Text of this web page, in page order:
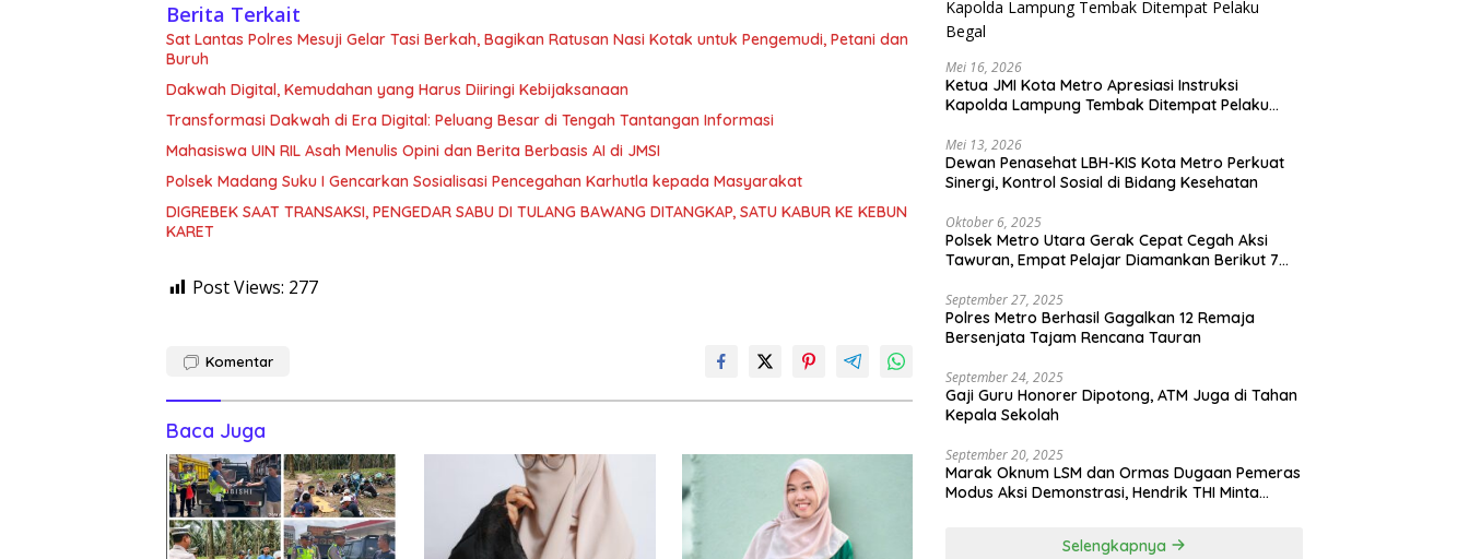
Berita Terkait
Sat Lantas Polres Mesuji Gelar Tasi Berkah, Bagikan Ratusan Nasi Kotak untuk Pengemudi, Petani dan
Buruh
Dakwah Digital, Kemudahan yang Harus Diiringi Kebijaksanaan
Transformasi Dakwah di Era Digital: Peluang Besar di Tengah Tantangan Informasi
Mahasiswa UIN RIL Asah Menulis Opini dan Berita Berbasis AI di JMSI
Polsek Madang Suku I Gencarkan Sosialisasi Pencegahan Karhutla kepada Masyarakat
DIGREBEK SAAT TRANSAKSI, PENGEDAR SABU DI TULANG BAWANG DITANGKAP, SATU KABUR KE KEBUN
KARET
Post Views: 277
Komentar
Baca Juga
Mei 16, 2026
Ketua JMI Kota Metro Apresiasi Instruksi
Kapolda Lampung Tembak Ditempat Pelaku
Mei 13, 2026
Dewan Penasehat LBH-KIS Kota Metro Perkuat
Sinergi, Kontrol Sosial di Bidang Kesehatan
Oktober 6, 2025
Polsek Metro Utara Gerak Cepat Cegah Aksi
Tawuran, Empat Pelajar Diamankan Berikut 7
September 27, 2025
Polres Metro Berhasil Gagalkan 12 Remaja
Bersenjata Tajam Rencana Tauran
September 24, 2025
Gaji Guru Honorer Dipotong, ATM Juga di Tahan
Kepala Sekolah
September 20, 2025
Marak Oknum LSM dan Ormas Dugaan Pemeras
Modus Aksi Demonstrasi, Hendrik THI Minta
Selengkapnya